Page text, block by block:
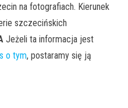
na fotografiach. Kierunek
szczecińskich
Jeżeli ta informacja jest
o tym, postaramy się ją